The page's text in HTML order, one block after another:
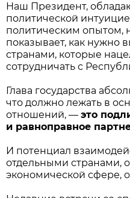
Наш Президент,
политической
политическим опытом,
показывает, как нужно
странами, которые
сотрудничать с
Глава государства
что должно лежать в
отношений, — это
и равноправное
И потенциал
отдельными странами,
экономической сфере,